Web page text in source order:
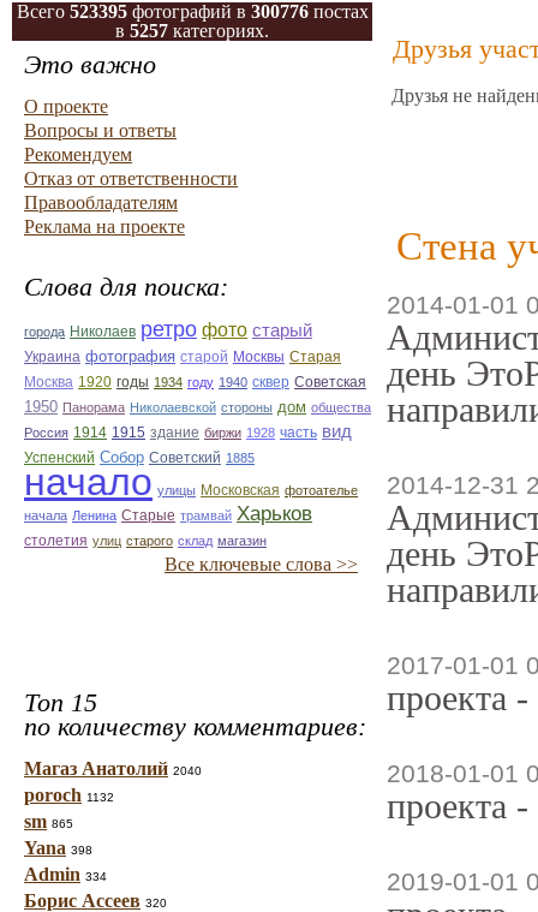
Всего 523395фотографий в 300776постах
в 5257 категориях.
Это важно
О проекте
Вопросы и ответы
Рекомендуем
Отказ от ответственности
Правообладателям
Реклама на проекте
Слова для поиска:
города Николаев ретро фото старый
Украина фотография старой Москвы Старая
Москва 1920 годы 1934 году 1940 сквер Советская
1950 Панорама Николаевской стороны дом общества
Россия 1914 1915 здание биржи 1928 часть вид
Успенский Собор Советский 1885
начало улицы Московская фотоателье
начала Ленина Старые трамвай Харьков
столетия улиц старого склад магазин
Все ключевые слова >>
Топ 15
по количеству комментариев:
Магаз Анатолий 2040
poroch 1132
sm 865
Yana 398
Admin 334
Борис Ассеев 320
Друзья
Друзья не
Стена
2014-01-01
день
2014-12-31
день
2017-01-01
проекта
2018-01-01
проекта
2019-01-01